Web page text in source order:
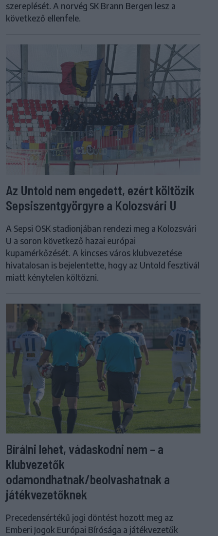
szereplését. A norvég SK Brann Bergen lesz a
következő ellenfele.
Az Untold nem engedett, ezért költözik
Sepsiszentgyörgyre a Kolozsvári U
A Sepsi OSK stadionjában rendezi meg a Kolozsvári
U a soron következő hazai európai
kupamérkőzését. A kincses város klubvezetése
hivatalosan is bejelentette, hogy az Untold fesztivál
miatt kénytelen költözni.
Bírálni lehet, vádaskodni nem – a
klubvezetők
odamondhatnak/beolvashatnak a
játékvezetőknek
Precedensértékű jogi döntést hozott meg az
Emberi Jogok Európai Bírósága a játékvezetők